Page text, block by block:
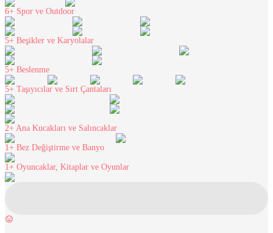
6+ Spor ve Outdoor
5+ Beşikler ve Karyolalar
5+ Beslenme
5+ Taşıyıcılar ve Sırt Çantaları
2+ Ana Kucakları ve Salıncaklar
1+ Bez Değiştirme ve Banyo
1+ Oyuncaklar, Kitaplar ve Oyunlar